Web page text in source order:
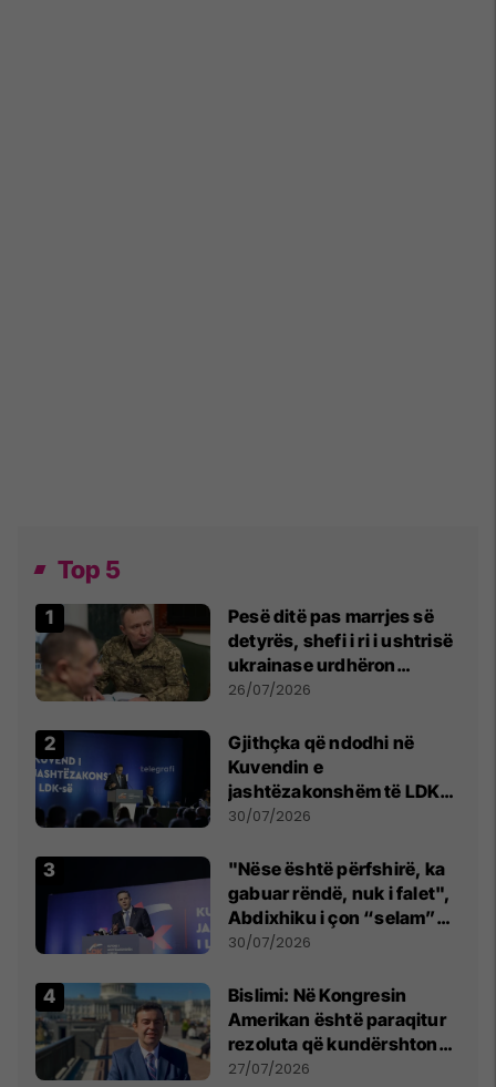
Top 5
Pesë ditë pas marrjes së
detyrës, shefi i ri i ushtrisë
ukrainase urdhëron
kontroll të madh
26/07/2026
Gjithçka që ndodhi në
Kuvendin e
jashtëzakonshëm të LDK-
së
30/07/2026
"Nëse është përfshirë, ka
gabuar rëndë, nuk i falet",
Abdixhiku i çon “selam”
Përparim Ramës
30/07/2026
Bislimi: Në Kongresin
Amerikan është paraqitur
rezoluta që kundërshton
mbajtjen e Asamblesë
27/07/2026